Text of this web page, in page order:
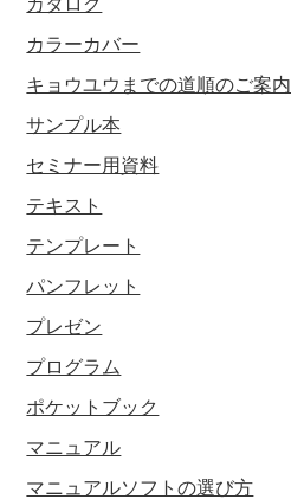
カラーカバー
キョウユウまでの道順のご案内
サンプル本
セミナー用資料
テキスト
テンプレート
パンフレット
プレゼン
プログラム
ポケットブック
マニュアル
マニュアルソフトの選び方